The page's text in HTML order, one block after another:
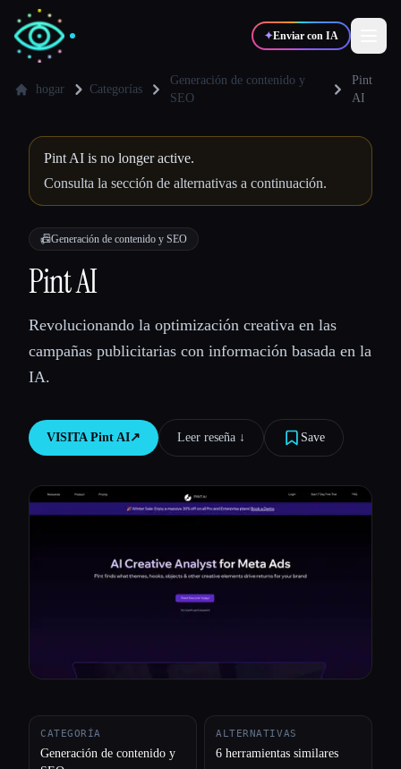
✦Enviar con IA
💻Desarrolladores 📈Marketers
🎓Estudiantes
Blog
Todas las categorías
hogar Categorías
Generación de contenido y
SEO
Pint
AI
Pint AI is no longer active.
Consulta la sección de alternativas a continuación.
📠Generación de contenido y SEO
Pint AI
Revolucionando la optimización creativa en las
campañas publicitarias con información basada en la
IA.
VISITA Pint AI↗︎ Leer reseña ↓︎ Save
CATEGORÍA
Generación de contenido y
ALTERNATIVAS
6 herramientas similares